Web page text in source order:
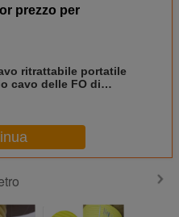
prezzo per
ritrattabile portatile
cavo delle FO di